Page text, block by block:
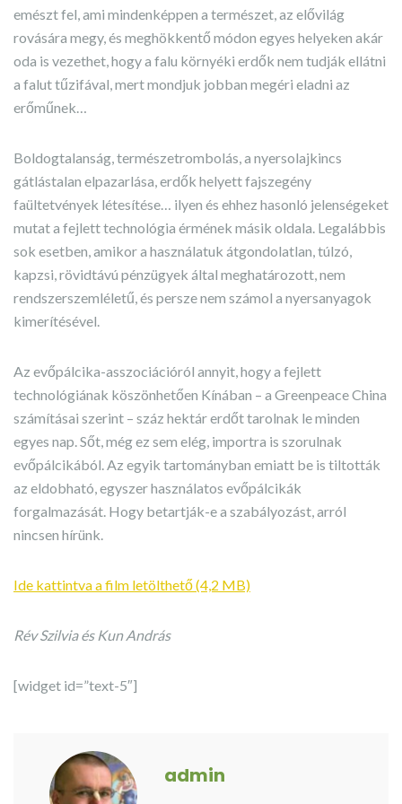
emészt fel, ami mindenképpen a természet, az elővilág
rovására megy, és meghökkentő módon egyes helyeken akár
oda is vezethet, hogy a falu környéki erdők nem tudják ellátni
a falut tűzifával, mert mondjuk jobban megéri eladni az
erőműnek…
Boldogtalanság, természetrombolás, a nyersolajkincs
gátlástalan elpazarlása, erdők helyett fajszegény
faültetvények létesítése… ilyen és ehhez hasonló jelenségeket
mutat a fejlett technológia érmének másik oldala. Legalábbis
sok esetben, amikor a használatuk átgondolatlan, túlzó,
kapzsi, rövidtávú pénzügyek által meghatározott, nem
rendszerszemléletű, és persze nem számol a nyersanyagok
kimerítésével.
Az evőpálcika-asszociációról annyit, hogy a fejlett
technológiának köszönhetően Kínában – a Greenpeace China
számításai szerint – száz hektár erdőt tarolnak le minden
egyes nap. Sőt, még ez sem elég, importra is szorulnak
evőpálcikából. Az egyik tartományban emiatt be is tiltották
az eldobható, egyszer használatos evőpálcikák
forgalmazását. Hogy betartják-e a szabályozást, arról
nincsen hírünk.
Ide kattintva a film letölthető (4,2 MB)
Rév Szilvia és Kun András
[widget id=”text-5″]
admin